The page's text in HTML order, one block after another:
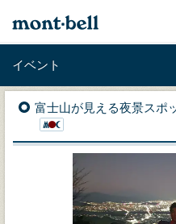
イベント
富士山が見える夜景スポ